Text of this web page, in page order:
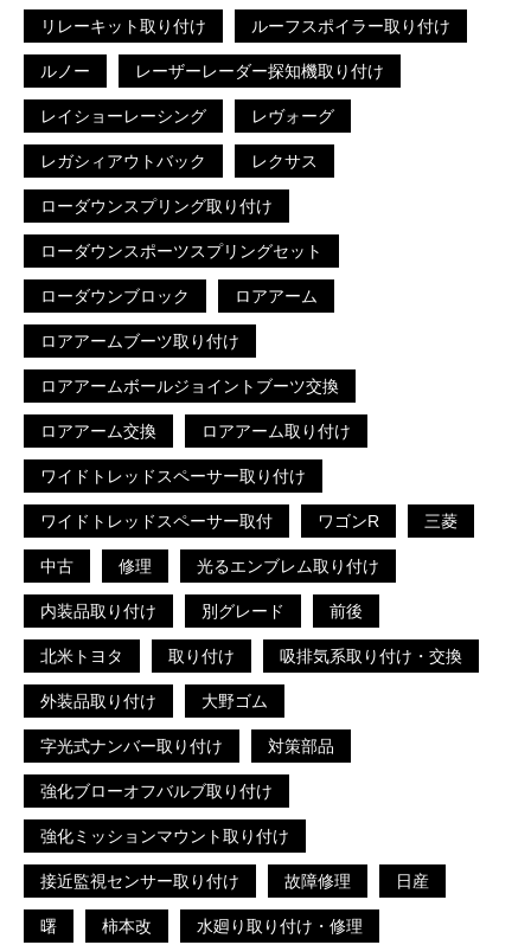
リレーキット取り付け ルーフスポイラー取り付け
ルノー レーザーレーダー探知機取り付け
レイショーレーシング レヴォーグ
レガシィアウトバック レクサス
ローダウンスプリング取り付け
ローダウンスポーツスプリングセット
ローダウンブロック ロアアーム
ロアアームブーツ取り付け
ロアアームボールジョイントブーツ交換
ロアアーム交換 ロアアーム取り付け
ワイドトレッドスペーサー取り付け
ワイドトレッドスペーサー取付 ワゴンR 三菱
中古 修理 光るエンブレム取り付け
内装品取り付け 別グレード 前後
北米トヨタ 取り付け 吸排気系取り付け・交換
外装品取り付け 大野ゴム
字光式ナンバー取り付け 対策部品
強化ブローオフバルブ取り付け
強化ミッションマウント取り付け
接近監視センサー取り付け 故障修理 日産
曙 柿本改 水廻り取り付け・修理